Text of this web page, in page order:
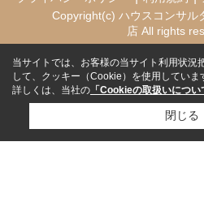
Copyright(c) ハウスコンサ
店 All rights
当サイトでは、お客様の当サイト利用状況
して、クッキー（Cookie）を使用していま
詳しくは、当社の 「Cookieの取扱いについ
閉じる